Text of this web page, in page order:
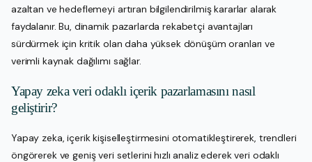
azaltan ve hedeflemeyi artıran bilgilendirilmiş kararlar alarak
faydalanır. Bu, dinamik pazarlarda rekabetçi avantajları
sürdürmek için kritik olan daha yüksek dönüşüm oranları ve
verimli kaynak dağılımı sağlar.
Yapay zeka veri odaklı içerik pazarlamasını nasıl
geliştirir?
Yapay zeka, içerik kişiselleştirmesini otomatikleştirerek, trendleri
öngörerek ve geniş veri setlerini hızlı analiz ederek veri odaklı